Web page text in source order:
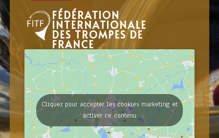
FÉDÉRATION
INTERNATIONALE
DES TROMPES DE
FRANCE
Cliquez pour accepter les cookies marketing et
activer ce contenu